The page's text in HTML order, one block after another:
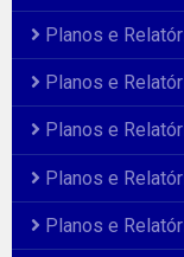
Planos e
Planos e
Planos e
Planos e
Planos e